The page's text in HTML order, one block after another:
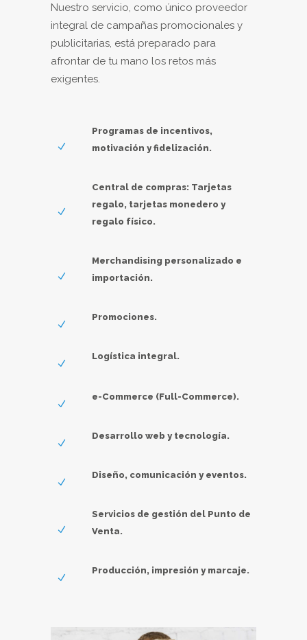
Nuestro servicio, como único proveedor
integral de campañas promocionales y
publicitarias, está preparado para
afrontar de tu mano los retos más
exigentes.
Programas de incentivos,
motivación y fidelización.
Central de compras: Tarjetas
regalo, tarjetas monedero y
regalo físico.
Merchandising personalizado e
importación.
Promociones.
Logística integral.
e-Commerce (Full-Commerce).
Desarrollo web y tecnología.
Diseño, comunicación y eventos.
Servicios de gestión del Punto de
Venta.
Producción, impresión y marcaje.